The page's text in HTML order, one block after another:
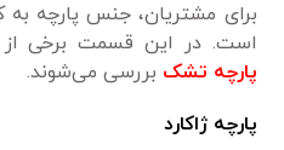
برای مشتریان، جنس پارچه
است. در این قسمت برخی
پارچه تشک بررسی می‌شوند.
پارچه ژاکارد